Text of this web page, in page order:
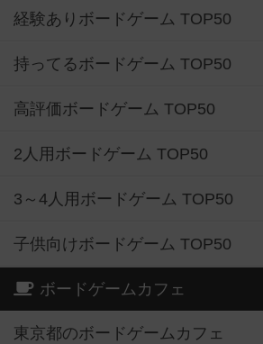
経験ありボードゲーム TOP50
持ってるボードゲーム TOP50
高評価ボードゲーム TOP50
2人用ボードゲーム TOP50
3～4人用ボードゲーム TOP50
子供向けボードゲーム TOP50
ボードゲームカフェ
東京都のボードゲームカフェ